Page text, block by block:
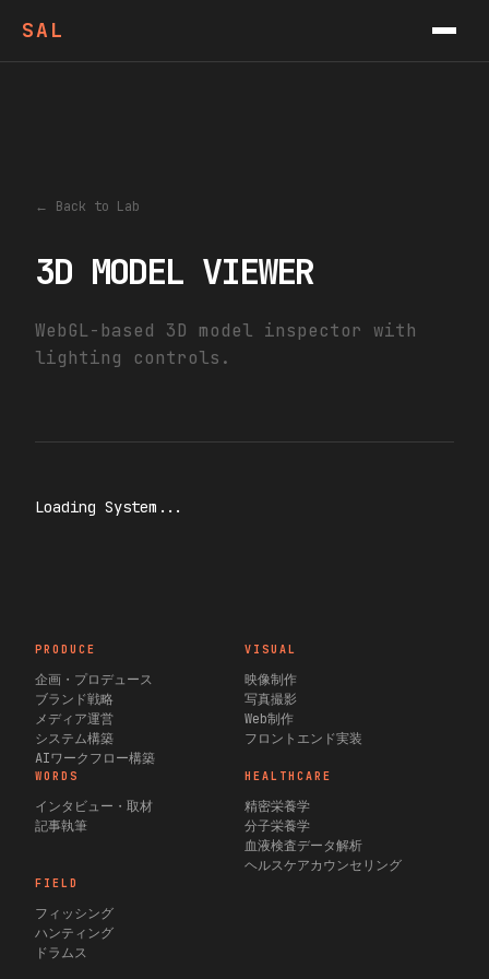
SAL
PODCAST
← Back to Lab
3D MODEL VIEWER
WebGL-based 3D model inspector with
lighting controls.
Loading System...
PRODUCE
企画・プロデュース
ブランド戦略
メディア運営
システム構築
AIワークフロー構築
VISUAL
映像制作
写真撮影
Web制作
フロントエンド実装
WORDS
インタビュー・取材
記事執筆
HEALTHCARE
精密栄養学
分子栄養学
血液検査データ解析
ヘルスケアカウンセリング
FIELD
フィッシング
ハンティング
ドラムス